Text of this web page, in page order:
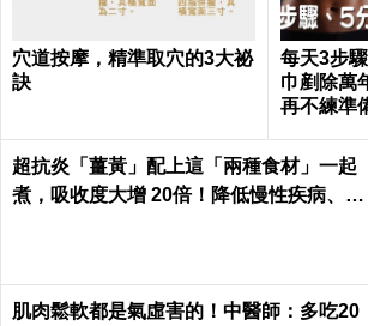
穴道按摩，精準取穴的3大祕
訣
每天3步
巾剷除萬
再不練準
超抗炎「薑黃」配上這「兩種食材」一起
煮，吸收度大增 20倍！降低慢性疾病、癌
肌肉鬆軟都是氣虛害的！中醫師：多吃20